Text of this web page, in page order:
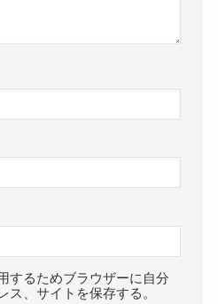
するためブラウザーに自分
ス、サイトを保存する。